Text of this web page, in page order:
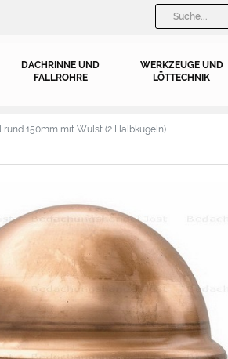
DACHRINNE UND
FALLROHRE
WERKZEUGE UND
LÖTTECHNIK
rund 150mm mit Wulst (2 Halbkugeln)